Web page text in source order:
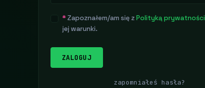
*Zapoznałem/am się zPolityką prywatności
jej warunki.
ZALOGUJ
zapomniałeś hasła?